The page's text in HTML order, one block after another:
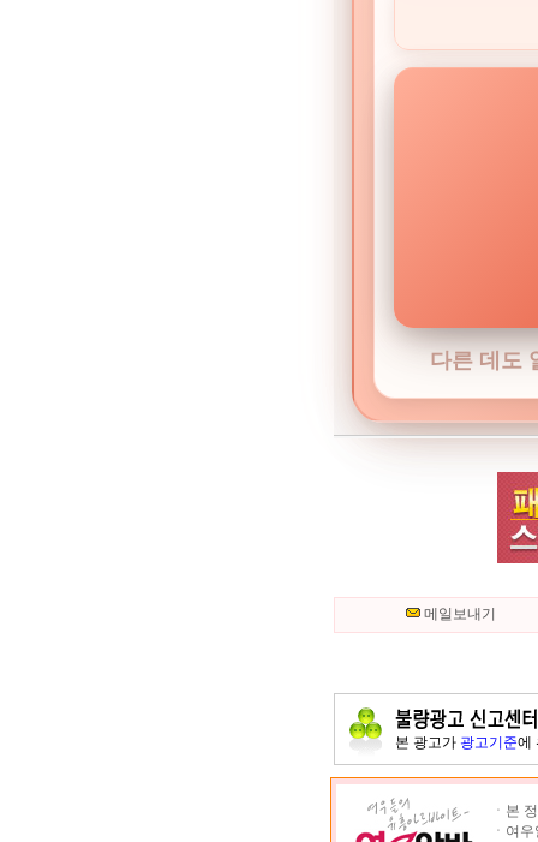
다른 데도
메일보내기
본 광고가 광고기준에
ㆍ본
ㆍ여